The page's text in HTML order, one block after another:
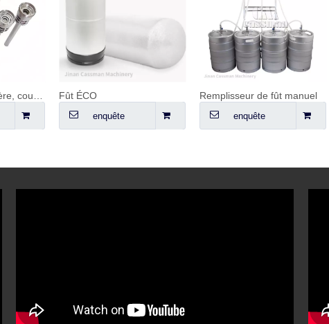
Remplisseur de fût manuel
enquête
Boule de pulvérisation en rotation
enquête